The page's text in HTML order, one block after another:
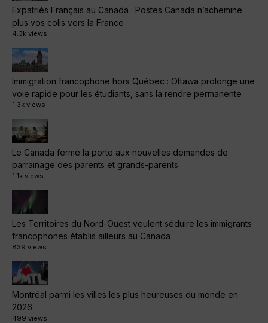
Expatriés Français au Canada : Postes Canada n’achemine
plus vos colis vers la France
4.3k views
Immigration francophone hors Québec : Ottawa prolonge une
voie rapide pour les étudiants, sans la rendre permanente
1.3k views
Le Canada ferme la porte aux nouvelles demandes de
parrainage des parents et grands-parents
1.1k views
Les Territoires du Nord-Ouest veulent séduire les immigrants
francophones établis ailleurs au Canada
839 views
Montréal parmi les villes les plus heureuses du monde en
2026
499 views